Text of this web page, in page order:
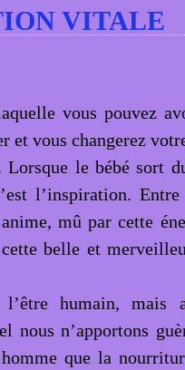
VITALE
vous pouvez
et vous changerez
le bébé sort
l’inspiration.
mû par cette
belle et
humain, mais
nous n’apportons
que la